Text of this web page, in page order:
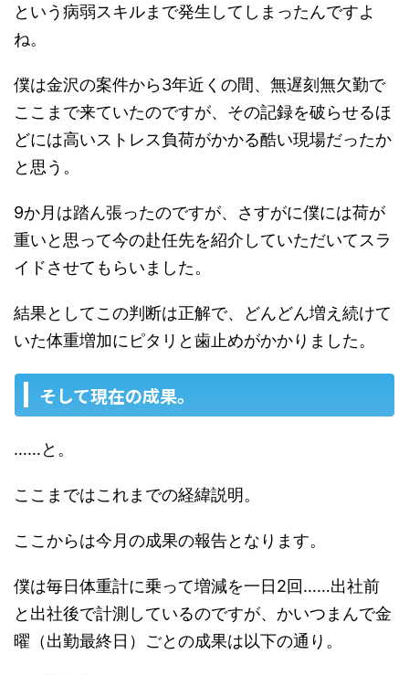
という病弱スキルまで発生してしまったんですよ
ね。
僕は金沢の案件から3年近くの間、無遅刻無欠勤で
ここまで来ていたのですが、その記録を破らせるほ
どには高いストレス負荷がかかる酷い現場だったか
と思う。
9か月は踏ん張ったのですが、さすがに僕には荷が
重いと思って今の赴任先を紹介していただいてスラ
イドさせてもらいました。
結果としてこの判断は正解で、どんどん増え続けて
いた体重増加にピタリと歯止めがかかりました。
そして現在の成果。
……と。
ここまではこれまでの経緯説明。
ここからは今月の成果の報告となります。
僕は毎日体重計に乗って増減を一日2回……出社前
と出社後で計測しているのですが、かいつまんで金
曜（出勤最終日）ごとの成果は以下の通り。